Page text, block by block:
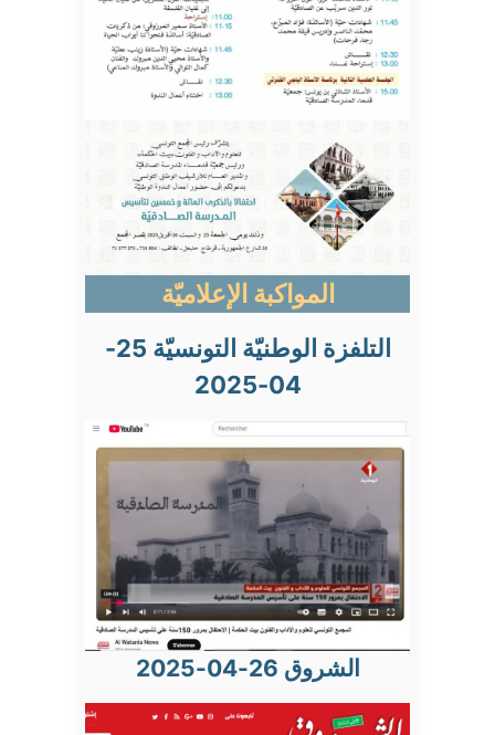
المواكبة الإعلاميّة
التلفزة الوطنيّة التونسيّة 25-
04-2025
الشروق 26-04-2025